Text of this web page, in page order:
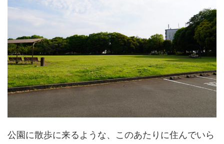
公園に散歩に来るような、このあたりに住んでいら